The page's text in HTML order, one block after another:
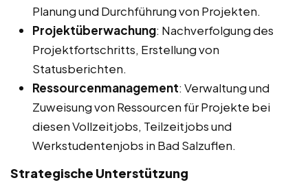
Planung und Durchführung von Projekten.
Projektüberwachung: Nachverfolgung des
Projektfortschritts, Erstellung von
Statusberichten.
Ressourcenmanagement: Verwaltung und
Zuweisung von Ressourcen für Projekte bei
diesen Vollzeitjobs, Teilzeitjobs und
Werkstudentenjobs in Bad Salzuflen.
Strategische Unterstützung